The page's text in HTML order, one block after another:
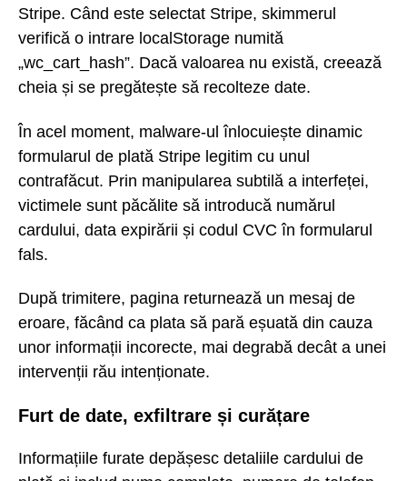
Stripe. Când este selectat Stripe, skimmerul
verifică o intrare localStorage numită
„wc_cart_hash”. Dacă valoarea nu există, creează
cheia și se pregătește să recolteze date.
În acel moment, malware-ul înlocuiește dinamic
formularul de plată Stripe legitim cu unul
contrafăcut. Prin manipularea subtilă a interfeței,
victimele sunt păcălite să introducă numărul
cardului, data expirării și codul CVC în formularul
fals.
După trimitere, pagina returnează un mesaj de
eroare, făcând ca plata să pară eșuată din cauza
unor informații incorecte, mai degrabă decât a unei
intervenții rău intenționate.
Furt de date, exfiltrare și curățare
Informațiile furate depășesc detaliile cardului de